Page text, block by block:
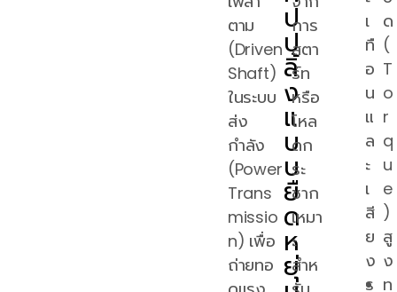
ตาม
(Driven
Shaft)
ในระบบ
ส่ง
กำลัง
(Power
Trans
missio
n) เพื่อ
ถ่ายทอ
ป
ป
ลิ้
ง
แ
บ
บ
ยื
ด
ห
ยุ่
การ
สตา
ร์ท
หรือ
โหล
ดก
ระ
ชาก
เหมา
ะ
สำห
เ
ทื
อ
น
แ
ล
ะ
เ
สี
ย
ง
ร
ด
(
T
o
r
q
u
e
)
สู
ง
ท